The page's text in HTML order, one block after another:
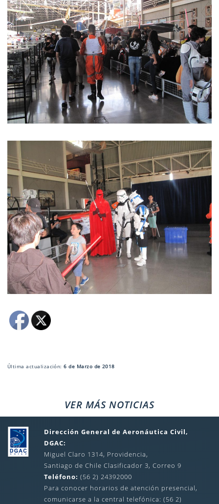
Última actualización:6 de Marzo de 2018
VER MÁS NOTICIAS
Dirección General de Aeronáutica Civil,
DGAC:
Miguel Claro 1314, Providencia,
Santiago de Chile Clasificador 3, Correo 9
Teléfono: (56 2) 24392000
Para conocer horarios de atención presencial,
comunicarse a la central telefónica: (56 2)